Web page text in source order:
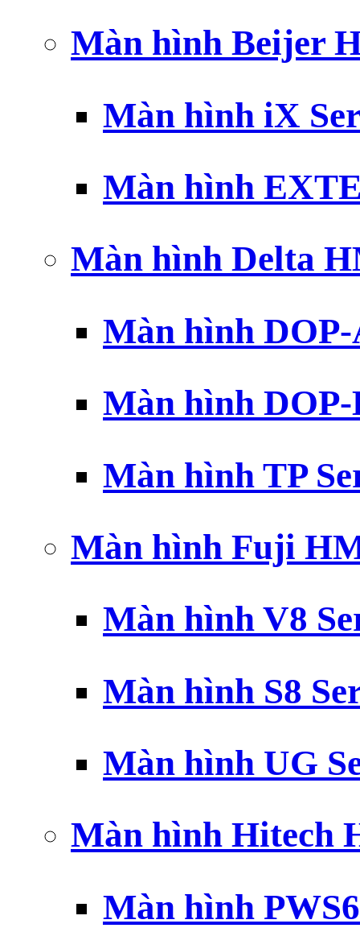
Màn hình Beijer
Màn hình iX
Màn hình
Màn hình Delta
Màn hình DOP-
Màn hình DOP-
Màn hình TP
Màn hình Fuji
Màn hình V8
Màn hình S8
Màn hình UG
Màn hình Hitech
Màn hình